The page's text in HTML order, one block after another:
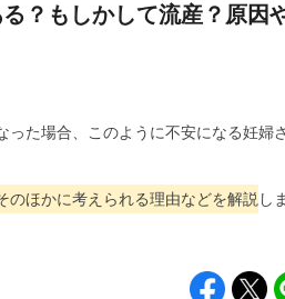
？もしかして流産？原因
た場合、このように不安になる妊婦
のほかに考えられる理由などを解説 し